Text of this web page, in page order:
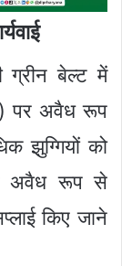
बेल्ट में
पर अवैध रूप
झुग्गियों को
में अवैध रूप से
किए जाने